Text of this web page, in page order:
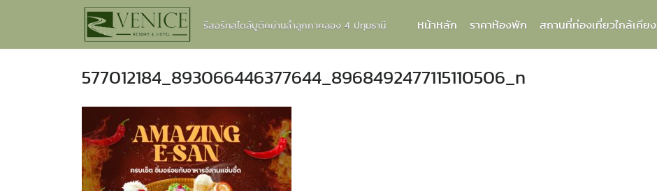
รีสอร์ทสไตล์บูติคย่านลำลูกกาคลอง 4 ปทุมธานี หน้าหลัก ราคาห้องพัก สถานที่ท่องเที่ยวใกล้เคียง
577012184_893066446377644_8968492477115110506_n